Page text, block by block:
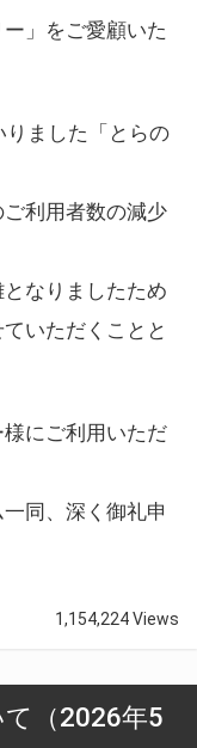
」をご愛顧いた
りました「とらの
利用者数の減少
なりましたため
いただくことと
にご利用いただ
同、深く御礼申
1,154,224 Views
（2026年5